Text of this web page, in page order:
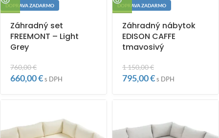
DOPRAVA ZADARMO
Záhradný set
FREEMONT – Light
Grey
760,00€
660,00€s DPH
DOPRAVA ZADARMO
Záhradný nábytok
EDISON CAFFE
tmavosivý
1 150,00€
795,00€s DPH